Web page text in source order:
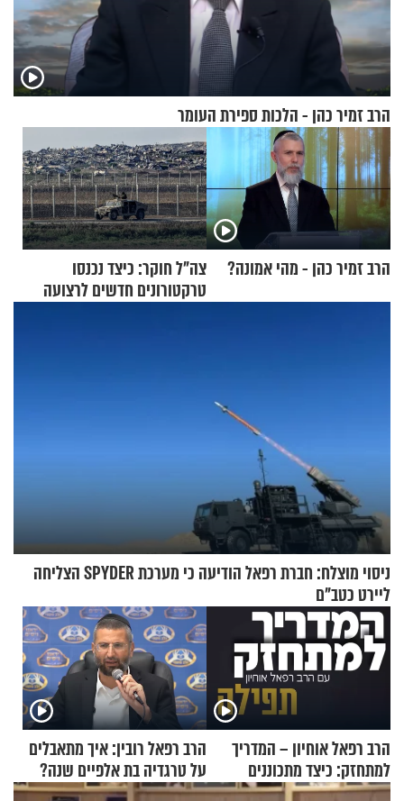
הרב זמיר כהן - הלכות ספירת העומר
הרב זמיר כהן - מהי אמונה?
צה"ל חוקר: כיצד נכנסו
טרקטורונים חדשים לרצועה
ניסוי מוצלח: חברת רפאל הודיעה כי מערכת SPYDER הצליחה
ליירט כטב"ם
הרב רפאל אוחיון – המדריך
למתחזק: כיצד מתכוננים
לתפילה?
הרב רפאל רובין: איך מתאבלים
על טרגדיה בת אלפיים שנה?